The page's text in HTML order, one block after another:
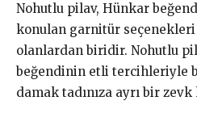
Nohutlu pilav, Hünkar
konulan garnitür seçenekleri
olanlardan biridir. Nohutlu
beğendinin etli tercihleriyle
damak tadınıza ayrı bir zevk